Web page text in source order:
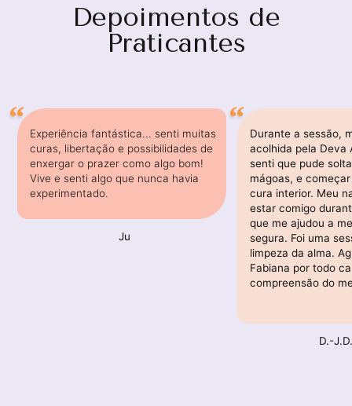
Depoimentos de
Praticantes
Experiência fantástica... senti muitas
curas, libertação e possibilidades de
enxergar o prazer como algo bom!
Vive e senti algo que nunca havia
experimentado.
Ju
Durante a sessão,
acolhida pela Deva
senti que pude
mágoas, e
cura interior. Meu
estar comigo
que me ajudou a
segura. Foi uma
limpeza da alma.
Fabiana por todo
compreensão do
D.-